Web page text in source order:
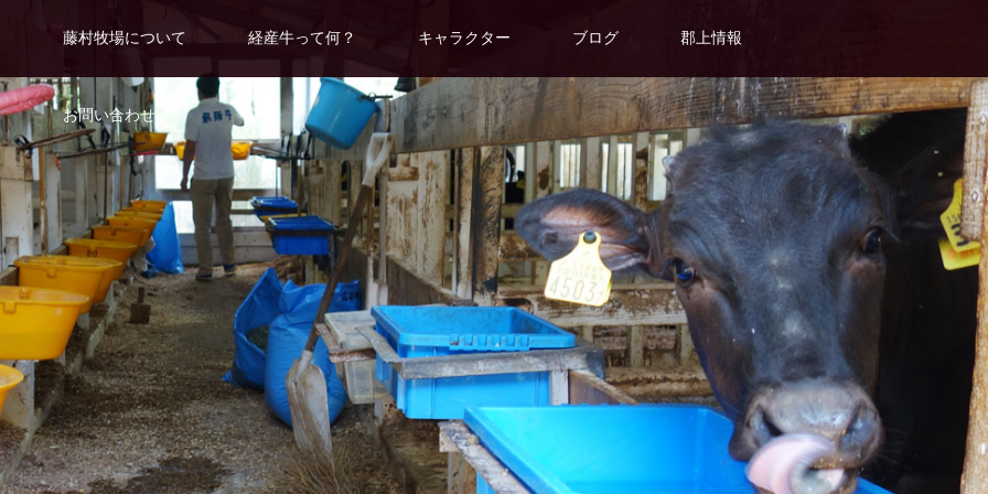
藤村牧場について 経産牛って何？ キャラクター ブログ 郡上情報
お問い合わせ